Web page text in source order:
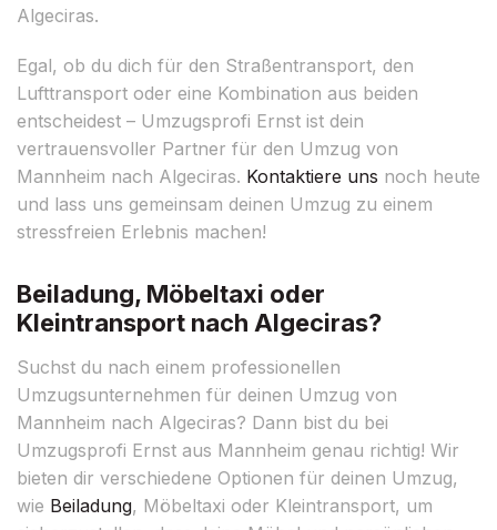
Algeciras.
Egal, ob du dich für den Straßentransport, den
Lufttransport oder eine Kombination aus beiden
entscheidest – Umzugsprofi Ernst ist dein
vertrauensvoller Partner für den Umzug von
Mannheim nach Algeciras. Kontaktiere uns noch heute
und lass uns gemeinsam deinen Umzug zu einem
stressfreien Erlebnis machen!
Beiladung, Möbeltaxi oder
Kleintransport nach Algeciras?
Suchst du nach einem professionellen
Umzugsunternehmen für deinen Umzug von
Mannheim nach Algeciras? Dann bist du bei
Umzugsprofi Ernst aus Mannheim genau richtig! Wir
bieten dir verschiedene Optionen für deinen Umzug,
wie Beiladung, Möbeltaxi oder Kleintransport, um